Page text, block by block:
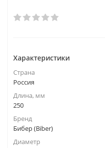
Характеристики
Страна
Россия
Длина, мм
250
Бренд
Бибер (Biber)
Диаметр